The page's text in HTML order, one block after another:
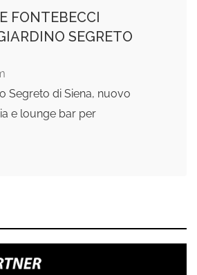
FONTEBECCI
SEGRETO
Segreto di Siena, nuovo
e lounge bar per